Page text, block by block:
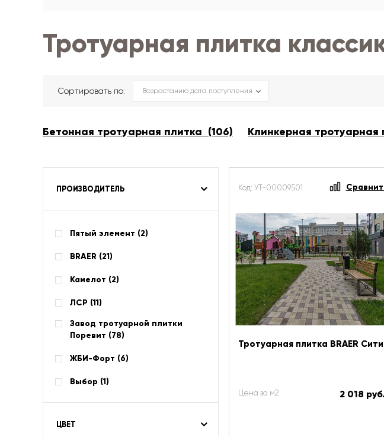
Тротуарная плитка
Сортировать по:
Бетонная тротуарная плитка (106) Клинкерная тротуарная
ПРОИЗВОДИТЕЛЬ
Пятый элемент (2)
BRAER (21)
Камелот (2)
ЛСР (11)
Завод тротуарной плитки
Поревит (78)
ЖБИ-Форт (6)
Выбор (1)
ЦВЕТ
Код: УТ-00009501
Тротуарная плитка BRAER Сити
Цена за м2 2 018 руб.